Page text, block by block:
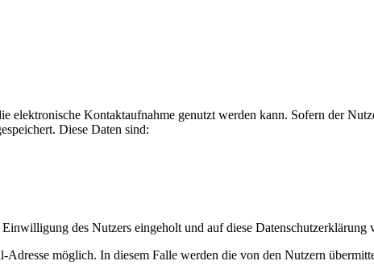
elektronische Kontaktaufnahme genutzt werden kann. Sofern der
Diese Daten sind:
des Nutzers eingeholt und auf diese Datenschutzerklärung
möglich. In diesem Falle werden die von den Nutzern